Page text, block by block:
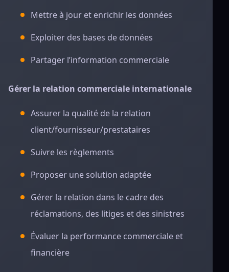
Mettre à jour et enrichir les données
Exploiter des bases de données
Partager l’information commerciale
Gérer la relation commerciale internationale
Assurer la qualité de la relation
client/fournisseur/prestataires
Suivre les règlements
Proposer une solution adaptée
Gérer la relation dans le cadre des
réclamations, des litiges et des sinistres
Évaluer la performance commerciale et
financière